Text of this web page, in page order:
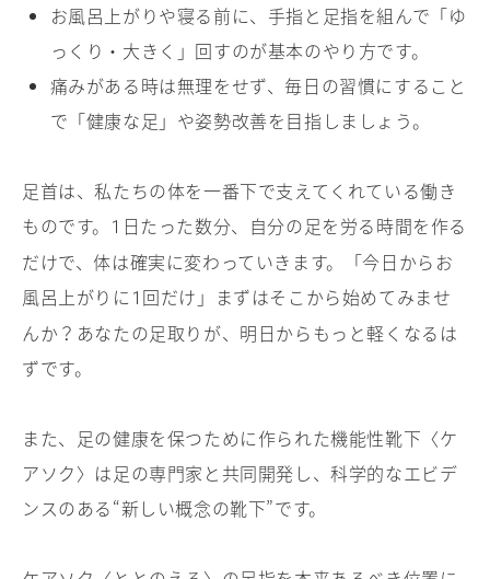
お風呂上がりや寝る前に、手指と足指を組んで「ゆ
っくり・大きく」回すのが基本のやり方です。
痛みがある時は無理をせず、毎日の習慣にすること
で「健康な足」や姿勢改善を目指しましょう。
足首は、私たちの体を一番下で支えてくれている働き
ものです。
1 日たった数分、自分の足を労る時間を作る
だけで、体は確実に変わっていきます。「今日からお
風呂上がりに1 回だけ」まずはそこから始めてみませ
んか？あなたの足取りが、明日からもっと軽くなるは
ずです。
また、足の健康を保つために作られた機能性靴下〈ケ
アソク〉は足の専門家と共同開発し、科学的なエビデ
ンスのある“新しい概念の靴下”です。